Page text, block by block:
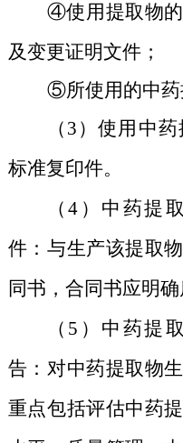
④使用提取物
及变更证明文件；
⑤所使用的中药
（3）使用中
标准复印件。
（4）中药提
件：与生产该提取
同书，合同书应明确
（5）中药提
告：对中药提取物
重点包括评估中药